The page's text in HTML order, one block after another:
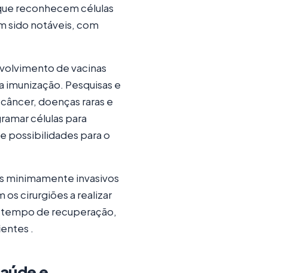
reconhecem células
sido notáveis, com
de vacinas
Pesquisas e
doenças raras e
células para
possibilidades para o
minimamente invasivos
cirurgiões a realizar
de recuperação,
.